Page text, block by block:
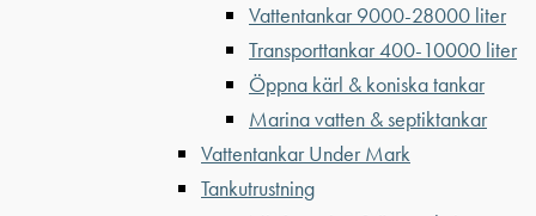
Vattentankar 9000-28000 liter
Transporttankar 400-10000 liter
Öppna kärl & koniska tankar
Marina vatten & septiktankar
Vattentankar Under Mark
Tankutrustning